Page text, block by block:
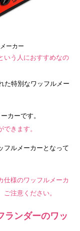
ーカー
いう人におすすめなの
た特別なワッフルメー
カーです。
きます。
フルメーカーとなって
仕様のワッフルメーカ
注意ください。
ランダーのワッ